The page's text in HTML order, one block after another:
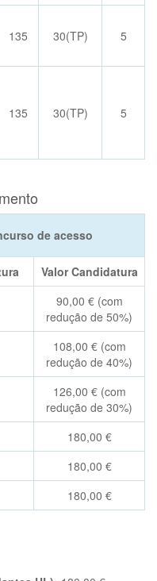
135 30(TP) 5
135 30(TP) 5
de acesso
Valor Candidatura
90,00 € (com
redução de 50%)
108,00 € (com
redução de 40%)
126,00 € (com
redução de 30%)
180,00 €
180,00 €
180,00 €